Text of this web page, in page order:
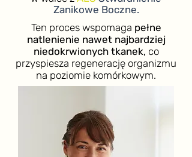
Zanikowe Boczne.
Ten proces wspomaga pełne
natlenienie nawet najbardziej
niedokrwionych tkanek, co
przyspiesza regenerację organizmu
na poziomie komórkowym.